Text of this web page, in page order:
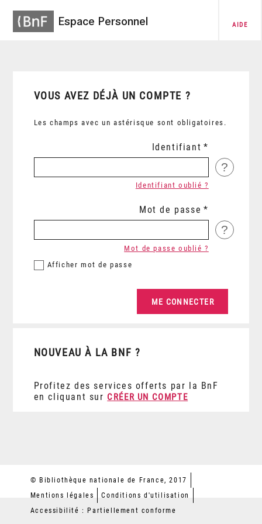
Espace Personnel AIDE
VOUS AVEZ DÉJÀ UN COMPTE ?
Les champs avec un astérisque sont obligatoires.
Identifiant
?
Identifiant oublié ?
Mot de passe
?
Afficher mot de passe
Mot de passe oublié ?
NOUVEAU À LA BNF ?
Profitez des services offerts par la BnF
en cliquant sur CRÉER UN COMPTE
© Bibliothèque nationale de France, 2017
Mentions légales
Conditions d'utilisation
Accessibilité : Partiellement conforme